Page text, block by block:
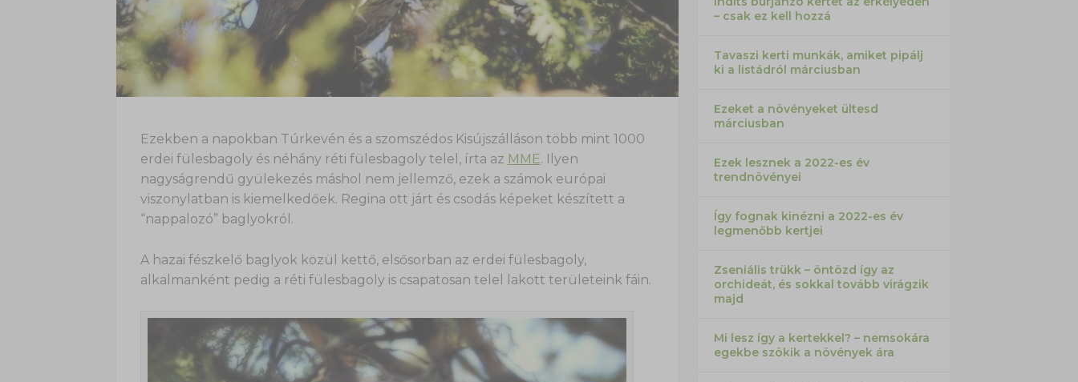
Ezekben a napokban Túrkevén és a szomszédos Kisújszálláson több mint 1000
erdei fülesbagoly és néhány réti fülesbagoly telel, írta az MME. Ilyen
nagyságrendű gyülekezés máshol nem jellemző, ezek a számok európai
viszonylatban is kiemelkedőek. Regina ott járt és csodás képeket készített a
“nappalozó” baglyokról.
A hazai fészkelő baglyok közül kettő, elsősorban az erdei fülesbagoly,
alkalmanként pedig a réti fülesbagoly is csapatosan telel lakott területeink fáin.
– csak ez kell hozzá
Tavaszi kerti munkák, amiket pipálj
ki a listádról márciusban
Ezeket a növényeket ültesd
márciusban
Ezek lesznek a 2022-es év
trendnövényei
Így fognak kinézni a 2022-es év
legmenőbb kertjei
Zseniális trükk – öntözd így az
orchideát, és sokkal tovább virágzik
majd
Mi lesz így a kertekkel? – nemsokára
egekbe szökik a növények ára